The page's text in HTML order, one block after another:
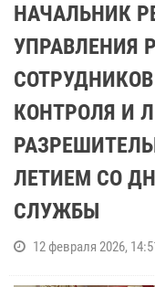
НАЧАЛЬНИК
УПРАВЛЕНИЯ
КОНТРОЛЯ И
ЛЕТИЕМ СО
СЛУЖБЫ
12 февраля 2026,